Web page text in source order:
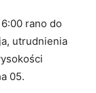
rano do
utrudnienia
05.